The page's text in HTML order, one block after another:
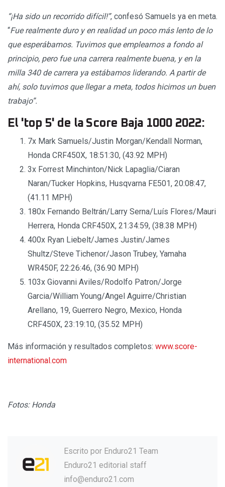
“¡Ha sido un recorrido difícil!”, confesó Samuels ya en meta.
“Fue realmente duro y en realidad un poco más lento de lo
que esperábamos. Tuvimos que emplearnos a fondo al
principio, pero fue una carrera realmente buena, y en la
milla 340 de carrera ya estábamos liderando. A partir de
ahí, solo tuvimos que llegar a meta, todos hicimos un buen
trabajo”.
El 'top 5' de la Score Baja 1000 2022:
7x Mark Samuels/Justin Morgan/Kendall Norman,
Honda CRF450X, 18:51:30, (43.92 MPH)
3x Forrest Minchinton/Nick Lapaglia/Ciaran
Naran/Tucker Hopkins, Husqvarna FE501, 20:08:47,
(41.11 MPH)
180x Fernando Beltrán/Larry Serna/Luís Flores/Mauri
Herrera, Honda CRF450X, 21:34:59, (38.38 MPH)
400x Ryan Liebelt/James Justin/James
Shultz/Steve Tichenor/Jason Trubey, Yamaha
WR450F, 22:26:46, (36.90 MPH)
103x Giovanni Aviles/Rodolfo Patron/Jorge
Garcia/William Young/Angel Aguirre/Christian
Arellano, 19, Guerrero Negro, Mexico, Honda
CRF450X, 23:19:10, (35.52 MPH)
Más información y resultados completos: www.score-
international.com
Fotos: Honda
Escrito por Enduro21 Team
Enduro21 editorial staff
info@enduro21.com